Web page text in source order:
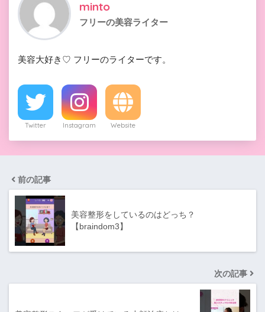
minto
フリーの美容ライター
美容大好き♡ フリーのライターです。
Twitter Instagram Website
前の記事
美容整形をしているのはどっち？
【braindom3】
次の記事